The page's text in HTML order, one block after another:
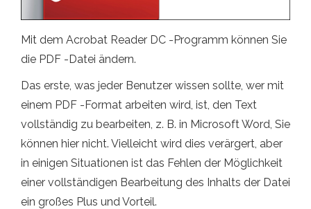
Mit dem Acrobat Reader DC -Programm können Sie
die PDF -Datei ändern.
Das erste, was jeder Benutzer wissen sollte, wer mit
einem PDF -Format arbeiten wird, ist, den Text
vollständig zu bearbeiten, z. B. in Microsoft Word, Sie
können hier nicht. Vielleicht wird dies verärgert, aber
in einigen Situationen ist das Fehlen der Möglichkeit
einer vollständigen Bearbeitung des Inhalts der Datei
ein großes Plus und Vorteil.